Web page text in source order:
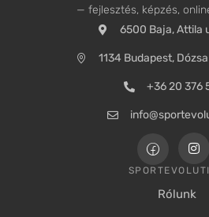
— fejlesztés, képzés,
6500 Baja, Attila
1134 Budapest,
+36 20 376
Rólunk